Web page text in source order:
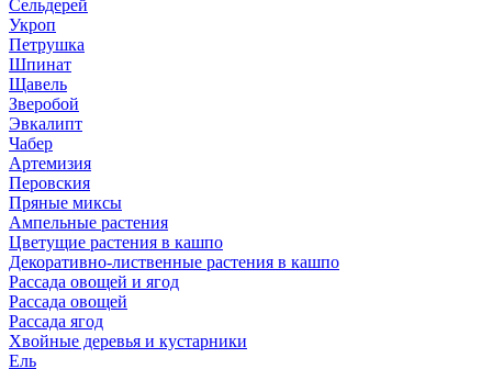
Сельдерей
Укроп
Петрушка
Шпинат
Щавель
Зверобой
Эвкалипт
Чабер
Артемизия
Перовския
Пряные миксы
Ампельные растения
Цветущие растения в кашпо
Декоративно-лиственные растения в кашпо
Рассада овощей и ягод
Рассада овощей
Рассада ягод
Хвойные деревья и кустарники
Ель